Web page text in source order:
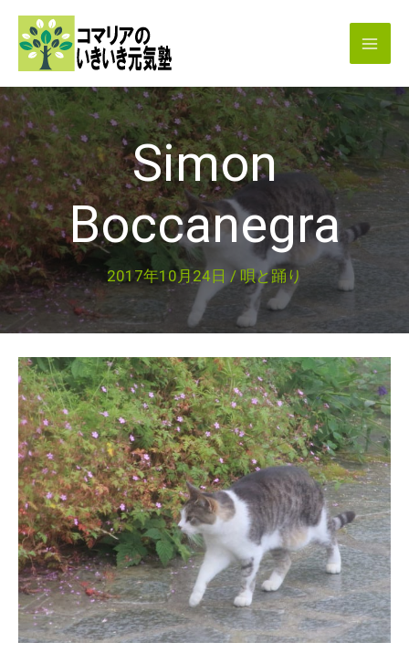
ス
キ
ッ
プ
Simon
Boccanegra
2017年10月24日 / 唄と踊り